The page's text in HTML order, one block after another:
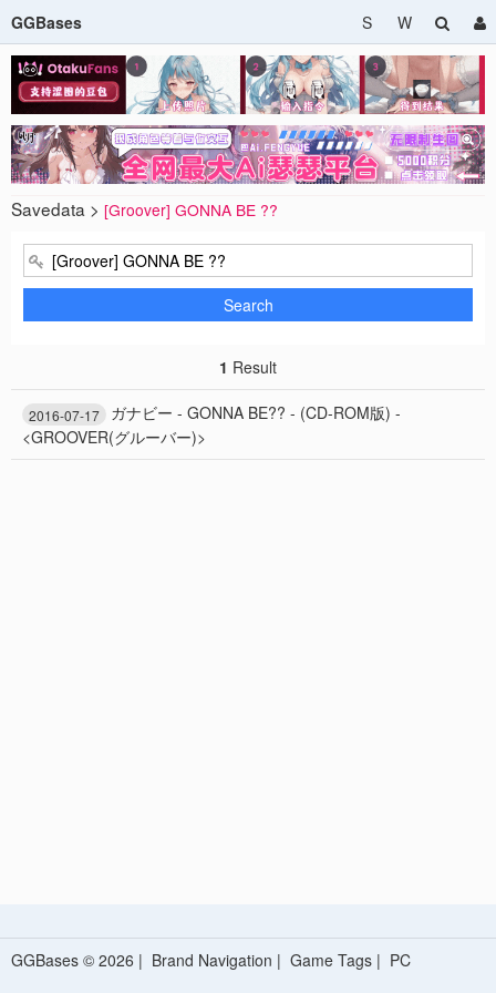
GGBases S W
Savedata > [Groover] GONNA BE ??
Search
1 Result
2016-07-17
ガナビー - GONNA BE?? - (CD-ROM版) -
<GROOVER(グルーバー)>
GGBases © 2026 | Brand Navigation | Game Tags | PC